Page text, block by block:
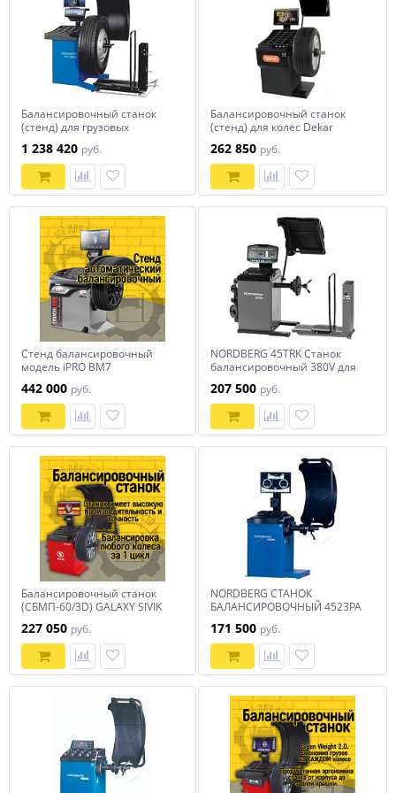
Балансировочный станок
(стенд) для грузовых
Geodyna 4800-2L LIFT
1 238 420 руб.
Балансировочный станок
(стенд) для колес Dekar
262 850 руб.
Стенд балансировочный
модель iPRO BM7
442 000 руб.
NORDBERG 45TRK Станок
балансировочный 380V для
207 500 руб.
Балансировочный станок
(СБМП-60/3D) GALAXY SIVIK
227 050 руб.
NORDBERG СТАНОК
БАЛАНСИРОВОЧНЫЙ 4523PA
171 500 руб.